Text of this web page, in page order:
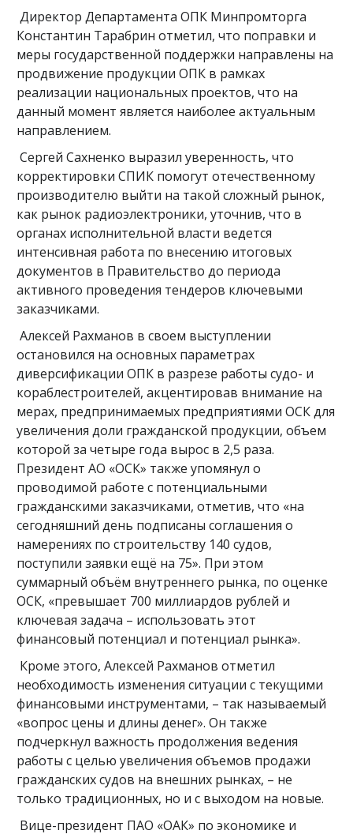
Директор Департамента ОПК Минпромторга
Константин Тарабрин отметил, что поправки и
меры государственной поддержки направлены на
продвижение продукции ОПК в рамках
реализации национальных проектов, что на
данный момент является наиболее актуальным
направлением.
Сергей Сахненко выразил уверенность, что
корректировки СПИК помогут отечественному
производителю выйти на такой сложный рынок,
как рынок радиоэлектроники, уточнив, что в
органах исполнительной власти ведется
интенсивная работа по внесению итоговых
документов в Правительство до периода
активного проведения тендеров ключевыми
заказчиками.
Алексей Рахманов в своем выступлении
остановился на основных параметрах
диверсификации ОПК в разрезе работы судо- и
кораблестроителей, акцентировав внимание на
мерах, предпринимаемых предприятиями ОСК для
увеличения доли гражданской продукции, объем
которой за четыре года вырос в 2,5 раза.
Президент АО «ОСК» также упомянул о
проводимой работе с потенциальными
гражданскими заказчиками, отметив, что «на
сегодняшний день подписаны соглашения о
намерениях по строительству 140 судов,
поступили заявки ещё на 75». При этом
суммарный объём внутреннего рынка, по оценке
ОСК, «превышает 700 миллиардов рублей и
ключевая задача – использовать этот
финансовый потенциал и потенциал рынка».
Кроме этого, Алексей Рахманов отметил
необходимость изменения ситуации с текущими
финансовыми инструментами, – так называемый
«вопрос цены и длины денег». Он также
подчеркнул важность продолжения ведения
работы с целью увеличения объемов продажи
гражданских судов на внешних рынках, – не
только традиционных, но и с выходом на новые.
Вице-президент ПАО «ОАК» по экономике и